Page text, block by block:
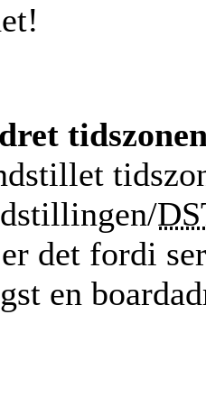
det fordi
en